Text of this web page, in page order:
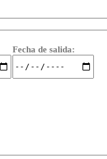
Fecha de salida: